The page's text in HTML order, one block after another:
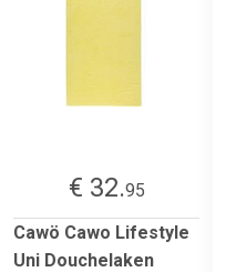
€ 32.95
Cawö Cawo Lifestyle
Uni Douchelaken